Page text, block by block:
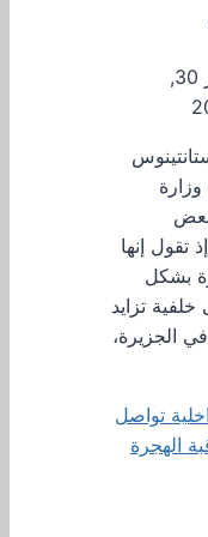
سبتمبر 30,
وزارة
بعض
تقول إنها
بشكل
تزايد
الجزيرة،
تواصل
الهجرة